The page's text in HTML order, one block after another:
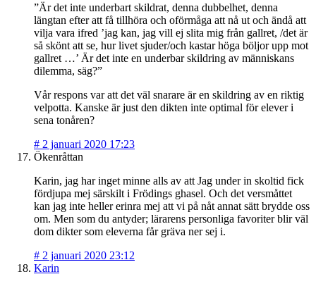
”Är det inte underbart skildrat, denna dubbelhet, denna
längtan efter att få tillhöra och oförmåga att nå ut och ändå att
vilja vara ifred ’jag kan, jag vill ej slita mig från gallret, /det är
så skönt att se, hur livet sjuder/och kastar höga böljor upp mot
gallret …’ Är det inte en underbar skildring av människans
dilemma, säg?”
Vår respons var att det väl snarare är en skildring av en riktig
velpotta. Kanske är just den dikten inte optimal för elever i
sena tonåren?
# 2 januari 2020 17:23
Ökenråttan
Karin, jag har inget minne alls av att Jag under in skoltid fick
fördjupa mej särskilt i Frödings ghasel. Och det versmåttet
kan jag inte heller erinra mej att vi på nåt annat sätt brydde oss
om. Men som du antyder; lärarens personliga favoriter blir väl
dom dikter som eleverna får gräva ner sej i.
# 2 januari 2020 23:12
Karin